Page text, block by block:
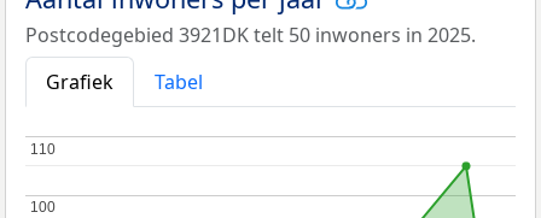
Postcodegebied 3921DK telt 50 inwoners in 2025.
Grafiek
Tabel
100
100
110
110